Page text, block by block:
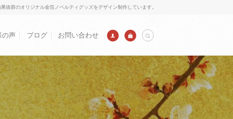
抜群のオリジナル金箔ノベルティグッズをデザイン制作しています。
の声 ブログ お問い合わせ